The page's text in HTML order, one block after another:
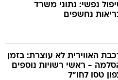
נפשי: נתוני משרד
נחשפים
האווירית לא עוצרת: בזמן
- ראשי רשויות נוספים
טסו לחו"ל